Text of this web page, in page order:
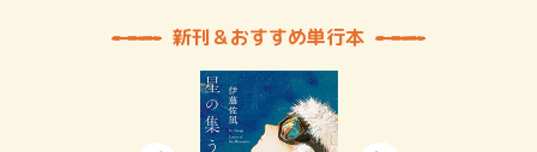
新刊＆おすすめ単行本